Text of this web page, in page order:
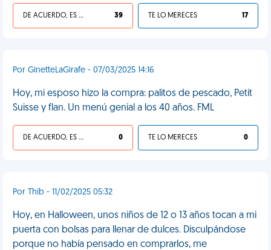
DE ACUERDO, ES UNA VIDA HP 39 TE LO MERECES 17
Por GinetteLaGirafe - 07/03/2025 14:16
Hoy, mi esposo hizo la compra: palitos de pescado, Petit
Suisse y flan. Un menú genial a los 40 años. FML
DE ACUERDO, ES UNA VIDA HP 0 TE LO MERECES 0
Por Thib - 11/02/2025 05:32
Hoy, en Halloween, unos niños de 12 o 13 años tocan a mi
puerta con bolsas para llenar de dulces. Disculpándose
porque no había pensado en comprarlos, me